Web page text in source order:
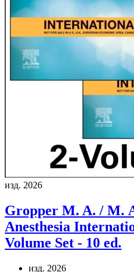
изд. 2026
Gropper M. A. / М.
Anesthesia
Volume Set - 10 ed.
изд. 2026